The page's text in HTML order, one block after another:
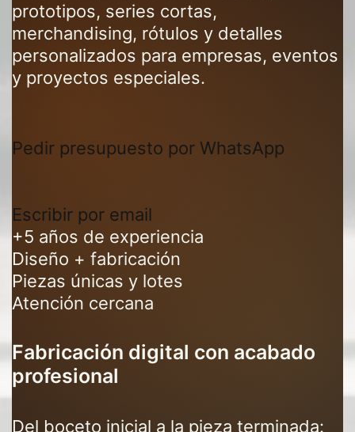
prototipos, series cortas,
merchandising, rótulos y detalles
personalizados para empresas, eventos
y proyectos especiales.
Pedir presupuesto por WhatsApp
Escribir por email
+5 años de experiencia
Diseño + fabricación
Piezas únicas y lotes
Atención cercana
Fabricación digital con acabado
profesional
Del boceto inicial a la pieza terminada: